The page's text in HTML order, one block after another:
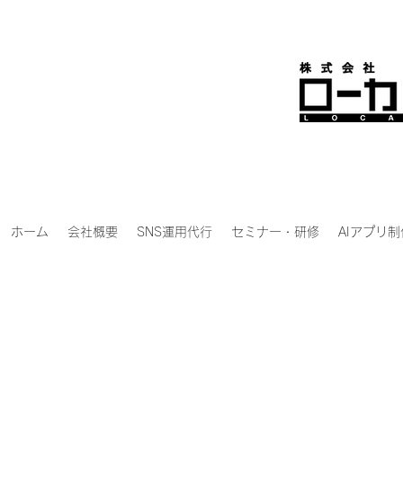
ホーム 会社概要 SNS運用代行 セミナー・研修 AIアプリ制